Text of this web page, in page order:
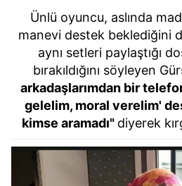
Ünlü oyuncu, aslında
manevi destek beklediğini
aynı setleri paylaştığı
bırakıldığını söyleyen
arkadaşlarımdan bir
gelelim, moral verelim'
kimse aramadı" diyerek